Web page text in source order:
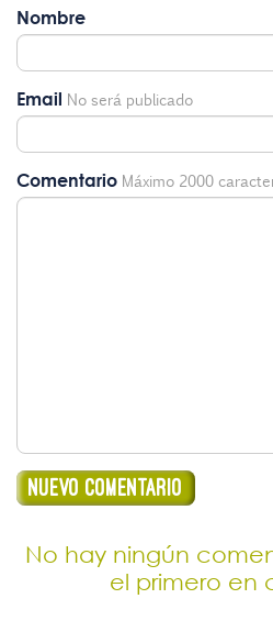
Nombre
Email No será publicado
Comentario Máximo 2000
No hay ningún
el primero en